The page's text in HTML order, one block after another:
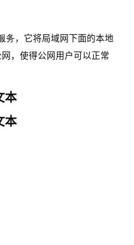
务，它将局域网下面的本地
网，使得公网用户可以正常
本
本